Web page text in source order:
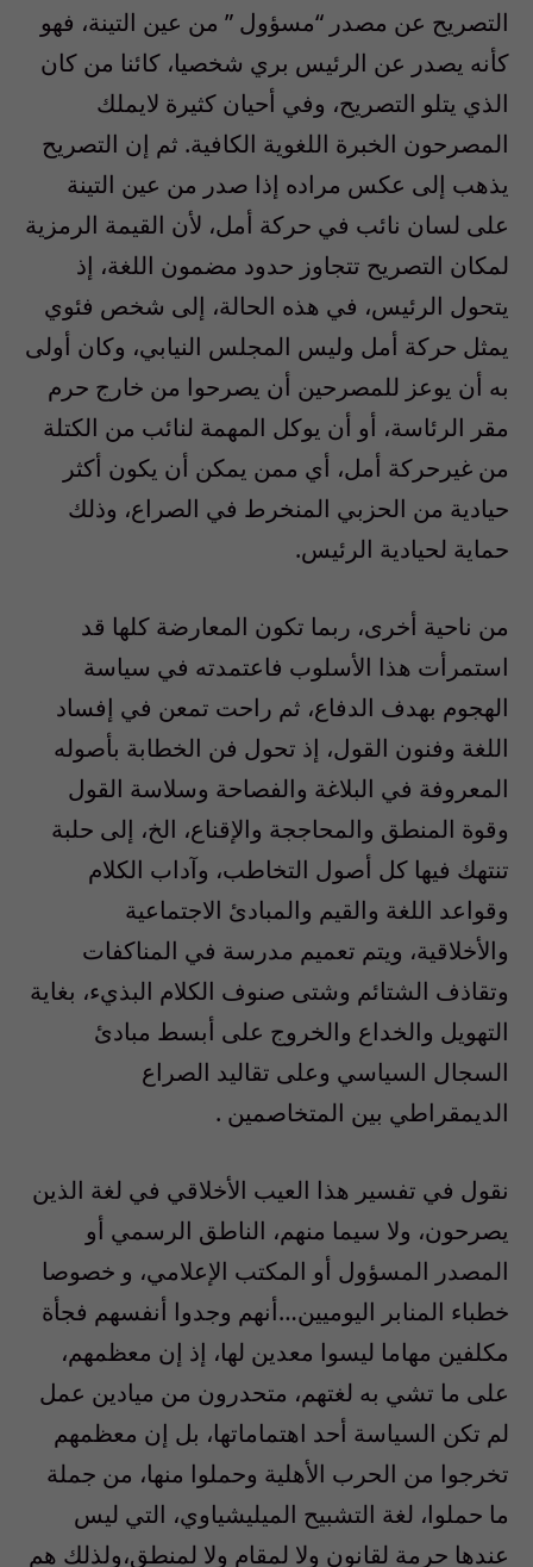
التصريح عن مصدر “مسؤول ” من عين التينة، فهو
كأنه يصدر عن الرئيس بري شخصيا، كائنا من كان
الذي يتلو التصريح، وفي أحيان كثيرة لايملك
المصرحون الخبرة اللغوية الكافية. ثم إن التصريح
يذهب إلى عكس مراده إذا صدر من عين التينة
على لسان نائب في حركة أمل، لأن القيمة الرمزية
لمكان التصريح تتجاوز حدود مضمون اللغة، إذ
يتحول الرئيس، في هذه الحالة، إلى شخص فئوي
يمثل حركة أمل وليس المجلس النيابي، وكان أولى
به أن يوعز للمصرحين أن يصرحوا من خارج حرم
مقر الرئاسة، أو أن يوكل المهمة لنائب من الكتلة
من غيرحركة أمل، أي ممن يمكن أن يكون أكثر
حيادية من الحزبي المنخرط في الصراع، وذلك
حماية لحيادية الرئيس.
من ناحية أخرى، ربما تكون المعارضة كلها قد
استمرأت هذا الأسلوب فاعتمدته في سياسة
الهجوم بهدف الدفاع، ثم راحت تمعن في إفساد
اللغة وفنون القول، إذ تحول فن الخطابة بأصوله
المعروفة في البلاغة والفصاحة وسلاسة القول
وقوة المنطق والمحاججة والإقناع، الخ، إلى حلبة
تنتهك فيها كل أصول التخاطب، وآداب الكلام
وقواعد اللغة والقيم والمبادئ الاجتماعية
والأخلاقية، ويتم تعميم مدرسة في المناكفات
وتقاذف الشتائم وشتى صنوف الكلام البذيء، بغاية
التهويل والخداع والخروج على أبسط مبادئ
السجال السياسي وعلى تقاليد الصراع
الديمقراطي بين المتخاصمين .
نقول في تفسير هذا العيب الأخلاقي في لغة الذين
يصرحون، ولا سيما منهم، الناطق الرسمي أو
المصدر المسؤول أو المكتب الإعلامي، و خصوصا
خطباء المنابر اليوميين…أنهم وجدوا أنفسهم فجأة
مكلفين مهاما ليسوا معدين لها، إذ إن معظمهم،
على ما تشي به لغتهم، متحدرون من ميادين عمل
لم تكن السياسة أحد اهتماماتها، بل إن معظمهم
تخرجوا من الحرب الأهلية وحملوا منها، من جملة
ما حملوا، لغة التشبيح الميليشياوي، التي ليس
عندها حرمة لقانون ولا لمقام ولا لمنطق،ولذلك هم